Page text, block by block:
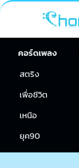
คอร์ดเพลง
สตริง
เพื่อชีวิต
เหนือ
ยุค90